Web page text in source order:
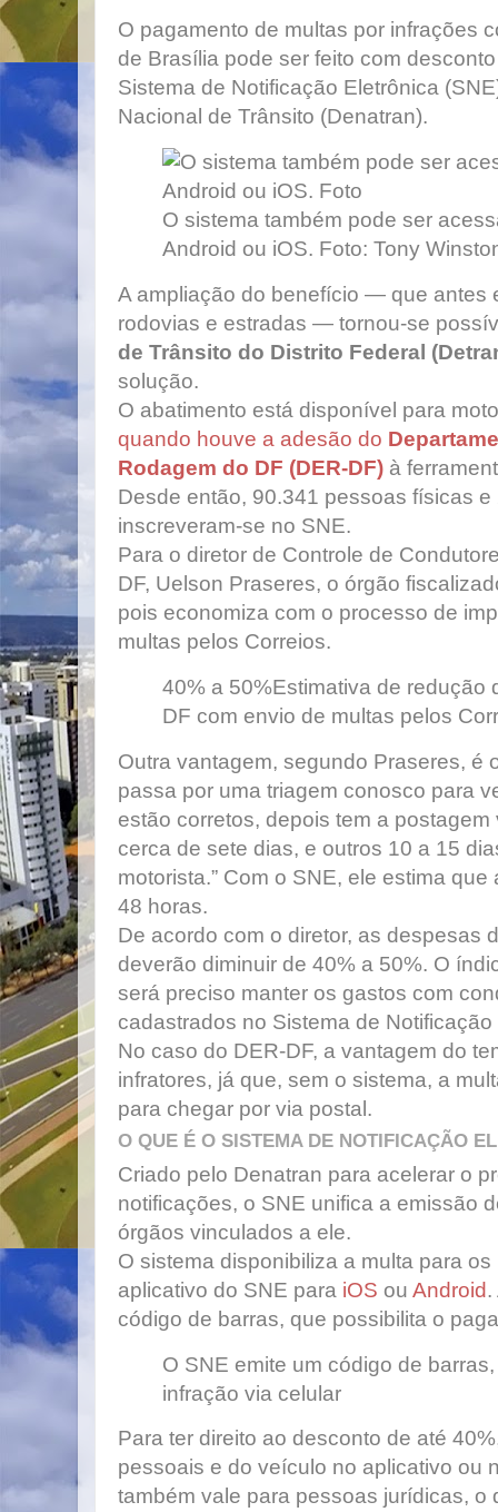
O pagamento de multas por infrações
de Brasília pode ser feito com
Sistema de Notificação Eletrônica
Nacional de Trânsito (Denatran).
O sistema também pode ser
Android ou iOS. Foto: Tony
A ampliação do benefício — que antes
rodovias e estradas — tornou-se
de Trânsito do Distrito Federal
solução.
O abatimento está disponível para
quando houve a adesão do
Rodagem do DF (DER-DF) à
Desde então, 90.341 pessoas físicas e
inscreveram-se no SNE.
Para o diretor de Controle de
DF, Uelson Praseres, o órgão
pois economiza com o processo de
multas pelos Correios.
40% a 50%Estimativa de redução
DF com envio de multas pelos
Outra vantagem, segundo Praseres, é
passa por uma triagem conosco para
estão corretos, depois tem a
cerca de sete dias, e outros 10 a 15
motorista.” Com o SNE, ele estima
48 horas.
De acordo com o diretor, as despesas
deverão diminuir de 40% a 50%. O
será preciso manter os gastos com
cadastrados no Sistema de Notificação
No caso do DER-DF, a vantagem do
infratores, já que, sem o sistema, a
para chegar por via postal.
O QUE É O SISTEMA DE NOTIFICAÇÃO
Criado pelo Denatran para acelerar o
notificações, o SNE unifica a emissão
órgãos vinculados a ele.
O sistema disponibiliza a multa para
aplicativo do SNE para iOS ou Android.
código de barras, que possibilita o
O SNE emite um código de
infração via celular
Para ter direito ao desconto de até
pessoais e do veículo no aplicativo ou
também vale para pessoas jurídicas, o